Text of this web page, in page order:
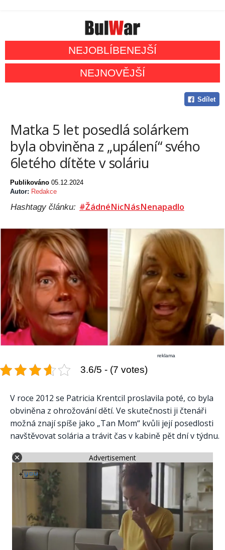
NEJOBLÍBENEJŠÍ
NEJNOVĚJŠÍ
Sdílet
Matka 5 let posedlá solárkem
byla obviněna z „upálení“ svého
6letého dítěte v soláriu
Publikováno 05.12.2024
Autor: Redakce
Hashtagy článku: #ŽádnéNicNásNenapadlo
reklama
3.6/5 - (7 votes)
V roce 2012 se Patricia Krentcil proslavila poté, co byla
obviněna z ohrožování dětí. Ve skutečnosti ji čtenáři
možná znají spíše jako „Tan Mom“ kvůli její posedlosti
navštěvovat solária a trávit čas v kabině pět dní v týdnu.
Advertisement